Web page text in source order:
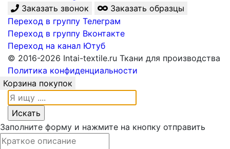
Заказать звонок
Заказать образцы
Переход в группу Телеграм
Переход в группу Вконтакте
Переход на канал Ютуб
© 2016-2026 Intai-textile.ru Ткани для производства
Политика конфиденциальности
Корзина покупок
Заполните форму и нажмите на кнопку отправить